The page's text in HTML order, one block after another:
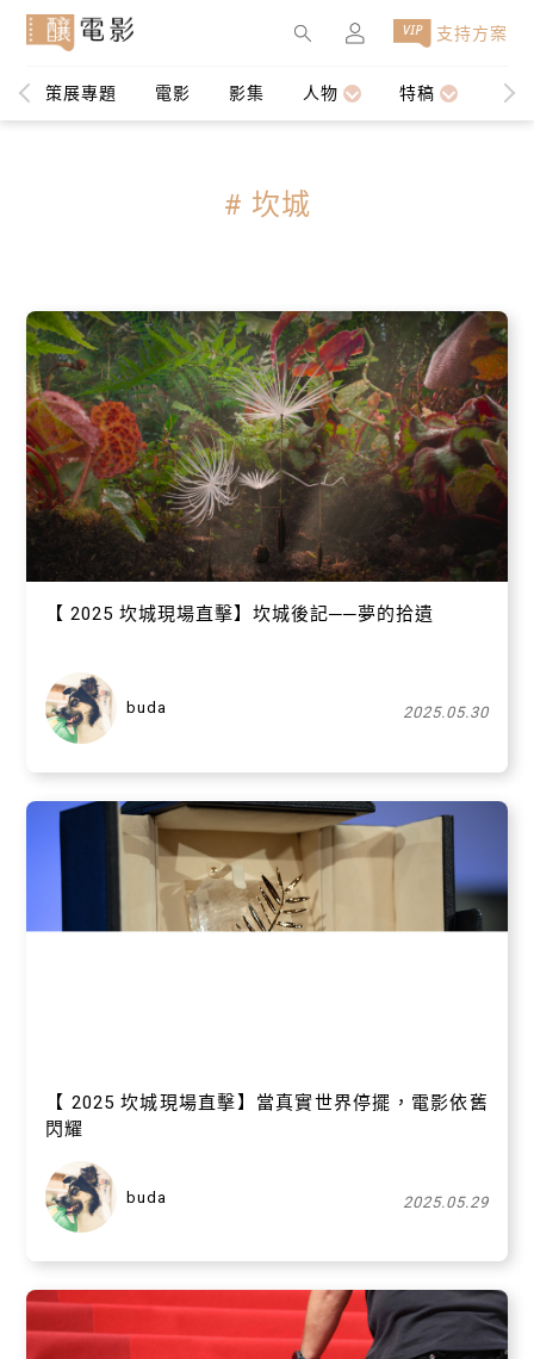
策展專題 電影 影集 人物 特稿 編
支持方案
×
# 坎城
【 2025 坎城現場直擊】坎城後記──夢的拾遺
buda 2025.05.30
【 2025 坎城現場直擊】當真實世界停擺，電影依舊
閃耀
buda 2025.05.29